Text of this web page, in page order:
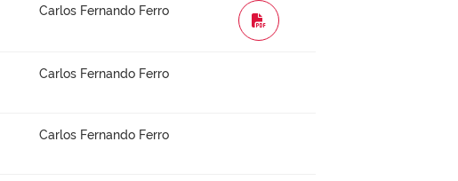
Carlos Fernando Ferro
WORD
Carlos Fernando Ferro
Carlos Fernando Ferro